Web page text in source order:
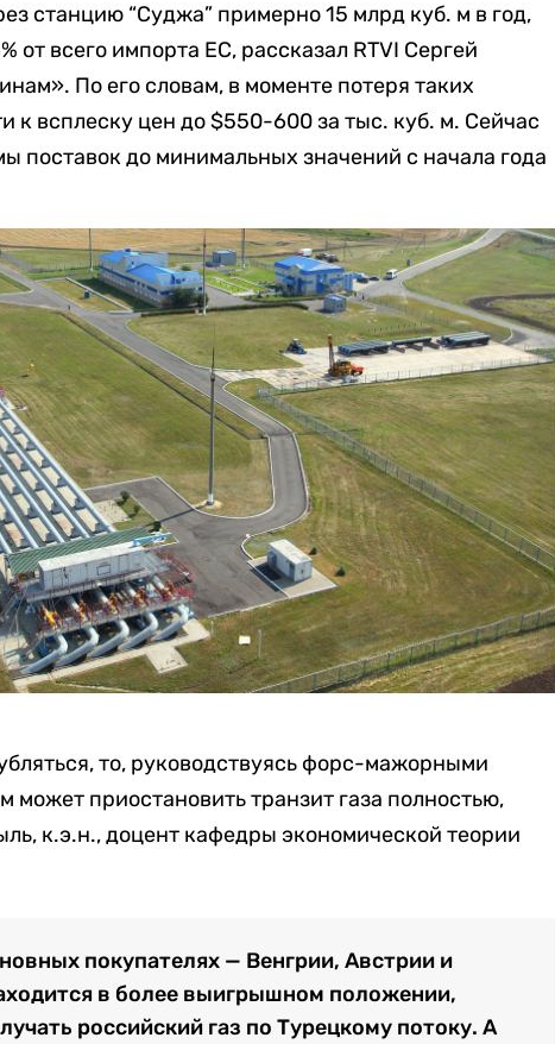
станцию “Суджа” примерно 15 млрд куб. м в год,
от всего импорта ЕС, рассказал RTVI Сергей
По его словам, в моменте потеря таких
к всплеску цен до $550-600 за тыс. куб. м. Сейчас
поставок до минимальных значений с начала года
то, руководствуясь форс-мажорными
может приостановить транзит газа полностью,
к.э.н., доцент кафедры экономической теории
покупателях — Венгрии, Австрии и
в более выигрышном положении,
российский газ по Турецкому потоку. А